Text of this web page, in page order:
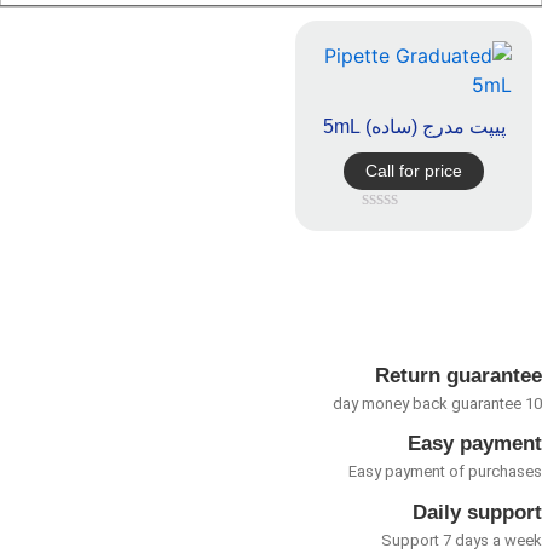
پیپت مدرج (ساده) 5mL
Call for price
Return
Easy
Easy payment of
Daily
Support 7 days a